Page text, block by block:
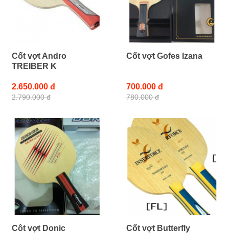
Cốt vợt Andro
TREIBER K
2.650.000 đ
2.790.000 đ
Cốt vợt Gofes Izana
700.000 đ
780.000 đ
Côt vợt Donic
Cốt vợt Butterfly